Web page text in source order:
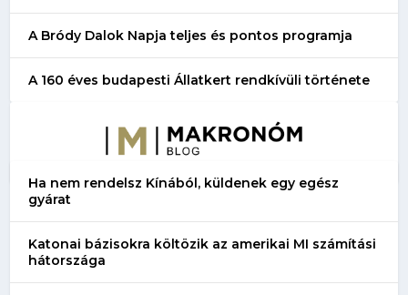
A Bródy Dalok Napja teljes és pontos programja
A 160 éves budapesti Állatkert rendkívüli története
Ha nem rendelsz Kínából, küldenek egy egész
gyárat
Katonai bázisokra költözik az amerikai MI számítási
hátországa